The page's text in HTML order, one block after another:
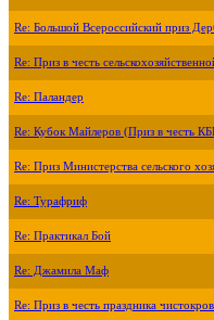
Re: Большой Всероссийский приз
Re: Приз в честь
Re: Паландер
Re: Кубок Майлеров (Приз в честь
Re: Приз Министерства сельского
Re: Турафриф
Re: Практикал Бой
Re: Джамила Маф
Re: Приз в честь праздника